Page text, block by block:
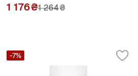
1 176₴1 264₴
-7%